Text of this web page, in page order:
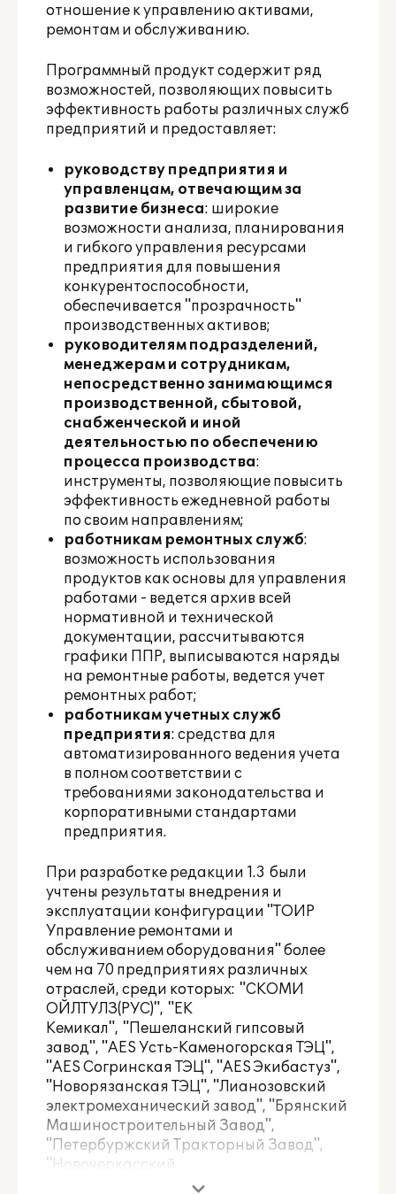
отношение к управлению активами,
ремонтам и обслуживанию.
Программный продукт содержит ряд
возможностей, позволяющих повысить
эффективность работы различных служб
предприятий и предоставляет:
руководству предприятия и
управленцам, отвечающим за
развитие бизнеса: широкие
возможности анализа, планирования
и гибкого управления ресурсами
предприятия для повышения
конкурентоспособности,
обеспечивается "прозрачность"
производственных активов;
руководителям подразделений,
менеджерам и сотрудникам,
непосредственно занимающимся
производственной, сбытовой,
снабженческой и иной
деятельностью по обеспечению
процесса производства:
инструменты, позволяющие повысить
эффективность ежедневной работы
по своим направлениям;
работникам ремонтных служб:
возможность использования
продуктов как основы для управления
работами - ведется архив всей
нормативной и технической
документации, рассчитываются
графики ППР, выписываются наряды
на ремонтные работы, ведется учет
ремонтных работ;
работникам учетных служб
предприятия: средства для
автоматизированного ведения учета
в полном соответствии с
требованиями законодательства и
корпоративными стандартами
предприятия.
При разработке редакции 1.3 были
учтены результаты внедрения и
эксплуатации конфигурации "ТОИР
Управление ремонтами и
обслуживанием оборудования" более
чем на 70 предприятиях различных
отраслей, среди которых: "СКОМИ
ОЙЛТУЛЗ(РУС)", "ЕК
Кемикал", "Пешеланский гипсовый
завод", "AES Усть-Каменогорская ТЭЦ",
"AES Согринская ТЭЦ", "AES Экибастуз",
"Новорязанская ТЭЦ", "Лианозовский
электромеханический завод", "Брянский
Машиностроительный Завод",
"Петербуржский Тракторный Завод",
"Новочеркасский
Электровозостроительный завод",